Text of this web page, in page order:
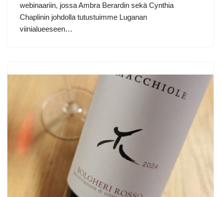
webinaariin, jossa Ambra Berardin sekä Cynthia
Chaplinin johdolla tutustuimme Luganan
viinialueeseen…